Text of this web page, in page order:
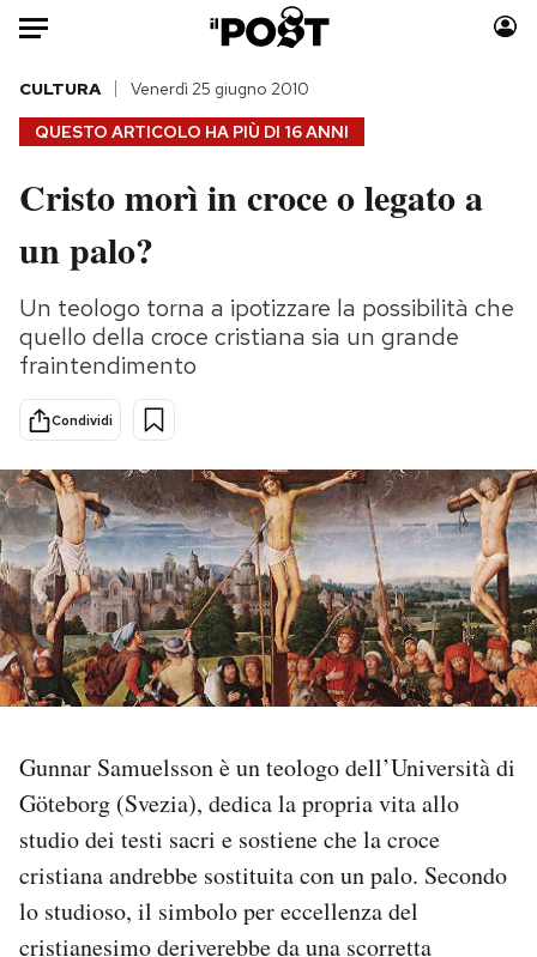
Auto
HOME
Italia
Politica
Tecnologia
Internet
Scienza
Cultura
Economia
Sport
Moda
Storie/Idee
Ok Boomer!
Mondiali calcio 2026
PODCAST
NEWSLETTER
SHOP
CALENDARIO
QUESTO ARTICOLO HA PIÙ DI 16 ANNI
CULTURA Venerdì 25 giugno 2010
Cristo morì in croce o legato a
un palo?
Un teologo torna a ipotizzare la possibilità che
quello della croce cristiana sia un grande
fraintendimento
Condividi
Gunnar Samuelsson è un teologo dell’Università di
Göteborg (Svezia), dedica la propria vita allo
studio dei testi sacri e sostiene che la croce
cristiana andrebbe sostituita con un palo. Secondo
lo studioso, il simbolo per eccellenza del
cristianesimo deriverebbe da una scorretta